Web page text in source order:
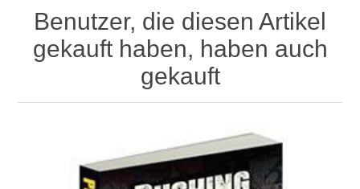
Benutzer, die diesen Artikel
gekauft haben, haben auch
gekauft